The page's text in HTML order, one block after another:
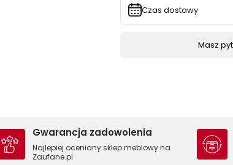
Czas dostawy
Masz
Gwarancja zadowolenia
Najlepiej oceniany sklep meblowy na
Zaufane.pl